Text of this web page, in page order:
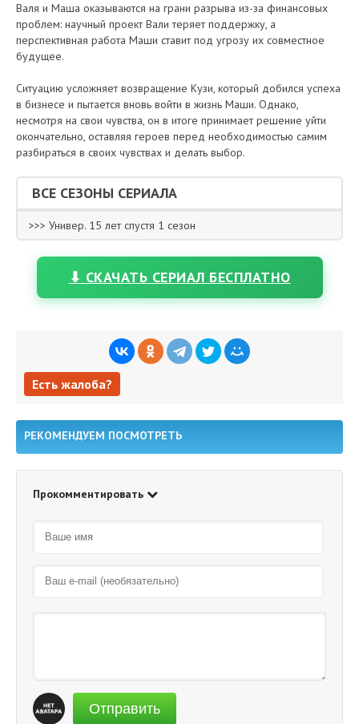
Валя и Маша оказываются на грани разрыва из-за финансовых
проблем: научный проект Вали теряет поддержку, а
перспективная работа Маши ставит под угрозу их совместное
будущее.
Ситуацию усложняет возвращение Кузи, который добился успеха
в бизнесе и пытается вновь войти в жизнь Маши. Однако,
несмотря на свои чувства, он в итоге принимает решение уйти
окончательно, оставляя героев перед необходимостью самим
разбираться в своих чувствах и делать выбор.
ВСЕ СЕЗОНЫ СЕРИАЛА
>>> Универ. 15 лет спустя 1 сезон
⬇ СКАЧАТЬ СЕРИАЛ БЕСПЛАТНО
Есть жалоба?
РЕКОМЕНДУЕМ ПОСМОТРЕТЬ
Прокомментировать
Отправить